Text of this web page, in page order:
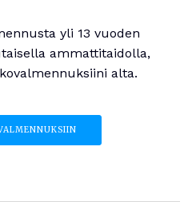
yli 13 vuoden
ammattitaidolla,
alta.